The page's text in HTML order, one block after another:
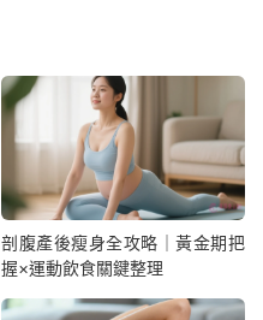
剖腹產後瘦身全攻略｜黃金期把
握×運動飲食關鍵整理